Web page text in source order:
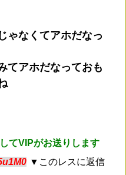
ゃなくてアホだなっ
てアホだなっておも
てVIPがお送りします
▼このレスに返信